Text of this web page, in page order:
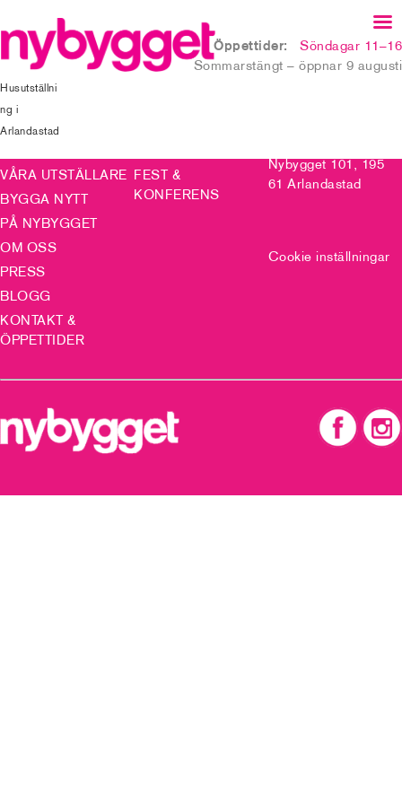
Husutställni
ng i
Arlandastad
Öppettider:
Söndagar 11–16
Sommarstängt – öppnar 9 augusti
SNABBLÄNKAR
VÅRA
VÅRA UTSTÄLLARE
BYGGA NYTT
PÅ NYBYGGET
OM OSS
PRESS
BLOGG
KONTAKT &
ÖPPETTIDER
FEST &
KONFERENS
Nybygget 101, 195
61 Arlandastad
Cookie inställningar